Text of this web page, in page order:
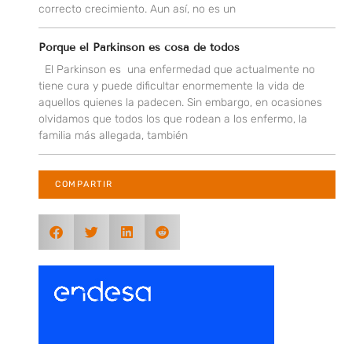
correcto crecimiento. Aun así, no es un
Porque el Parkinson es cosa de todos
El Parkinson es una enfermedad que actualmente no
tiene cura y puede dificultar enormemente la vida de
aquellos quienes la padecen. Sin embargo, en ocasiones
olvidamos que todos los que rodean a los enfermo, la
familia más allegada, también
COMPARTIR